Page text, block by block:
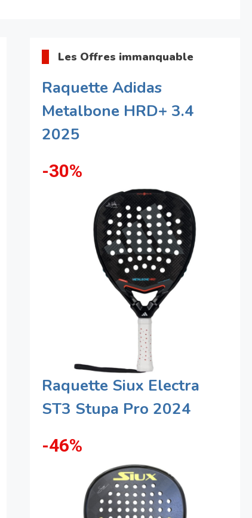
Les Offres immanquable
Raquette Adidas
Metalbone HRD+ 3.4
2025
-30%
Raquette Siux Electra
ST3 Stupa Pro 2024
-46%